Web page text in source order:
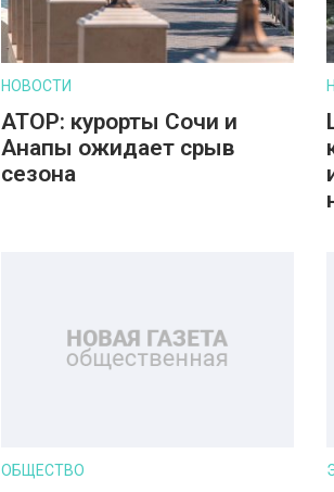
НОВОСТИ
АТОР: курорты Сочи и
Анапы ожидает срыв
сезона
ОБЩЕСТВО